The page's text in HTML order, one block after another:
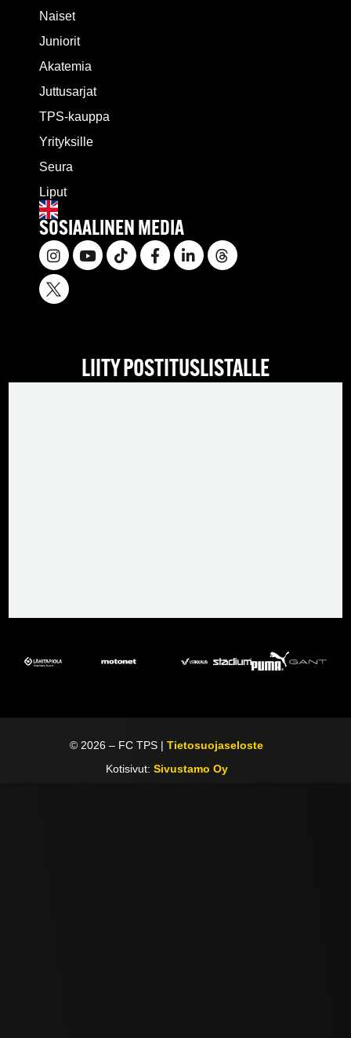
Naiset
Juniorit
Akatemia
Juttusarjat
TPS-kauppa
Yrityksille
Seura
Liput
SOSIAALINEN MEDIA
LIITY POSTITUSLISTALLE
© 2026 – FC TPS |Tietosuojaseloste
Kotisivut: Sivustamo Oy